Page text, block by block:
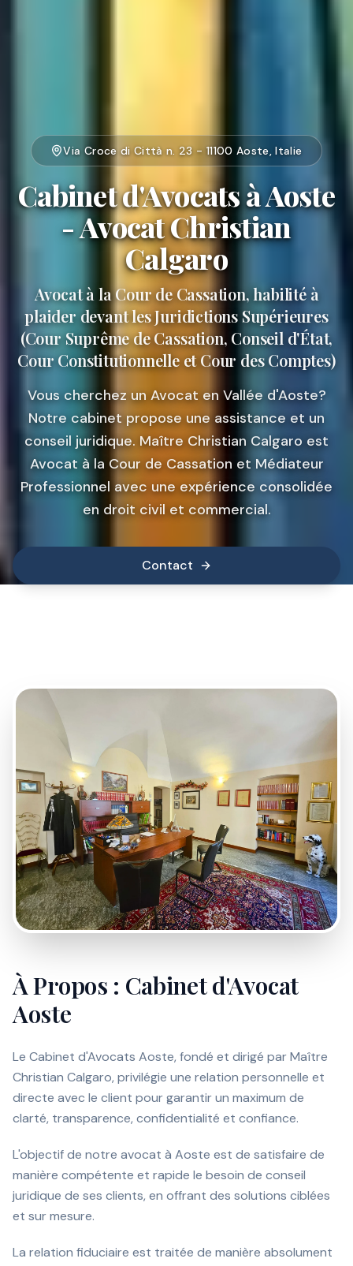
Via Croce di Città n. 23 - 11100 Aoste, Italie
Cabinet d'Avocats à Aoste
- Avocat Christian
Calgaro
Avocat à la Cour de Cassation, habilité à
plaider devant les Juridictions Supérieures
(Cour Suprême de Cassation, Conseil d'État,
Cour Constitutionnelle et Cour des Comptes)
Vous cherchez un Avocat en Vallée d'Aoste?
Notre cabinet propose une assistance et un
conseil juridique. Maître Christian Calgaro est
Avocat à la Cour de Cassation et Médiateur
Professionnel avec une expérience consolidée
en droit civil et commercial.
Contact
À Propos : Cabinet d'Avocat
Aoste
Le Cabinet d'Avocats Aoste, fondé et dirigé par Maître
Christian Calgaro, privilégie une relation personnelle et
directe avec le client pour garantir un maximum de
clarté, transparence, confidentialité et confiance.
L'objectif de notre avocat à Aoste est de satisfaire de
manière compétente et rapide le besoin de conseil
juridique de ses clients, en offrant des solutions ciblées
et sur mesure.
La relation fiduciaire est traitée de manière absolument